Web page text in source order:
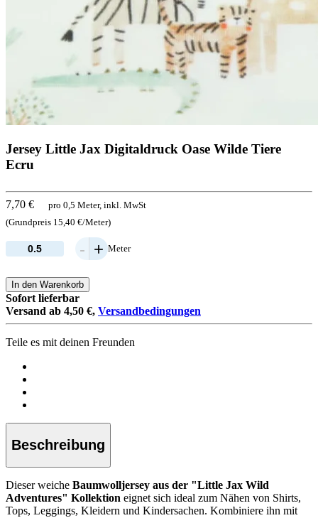
Jersey Little Jax Digitaldruck Oase Wilde Tiere
Ecru
7,70 €
pro 0,5 Meter, inkl. MwSt
(Grundpreis 15,40 €/Meter)
- + Meter
In den Warenkorb
Sofort lieferbar
Versand ab 4,50 €, Versandbedingungen
Teile es mit deinen Freunden
Beschreibung
Dieser weiche Baumwolljersey aus der "Little Jax Wild
Adventures" Kollektion eignet sich ideal zum Nähen von Shirts,
Tops, Leggings, Kleidern und Kindersachen. Kombiniere ihn mit